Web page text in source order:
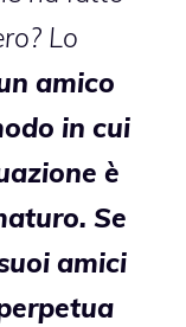
Lo
amico
in cui
è
Se
amici